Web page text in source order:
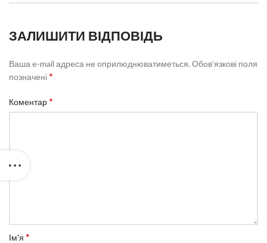
ЗАЛИШИТИ ВІДПОВІДЬ
Ваша e-mail адреса не оприлюднюватиметься. Обов’язкові поля
позначені*
Коментар*
Ім'я *